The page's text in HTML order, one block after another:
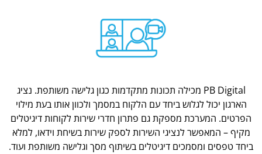
PB Digital מכילה תכונות מתקדמות כגון גלישה משותפת. נציג
הארגון יכול לגלוש ביחד עם הלקוח במסמך ולכוון אותו בעת מילוי
הפרטים. המערכת מספקת גם פתרון חדרי שירות לקוחות דיגיטלים
מקיף – המאפשר לנציגי השירות לספק שירות בשיחת וידאו, למלא
ביחד טפסים ומסמכים דיגיטלים בשיתוף מסך וגלישה משותפת ועוד.